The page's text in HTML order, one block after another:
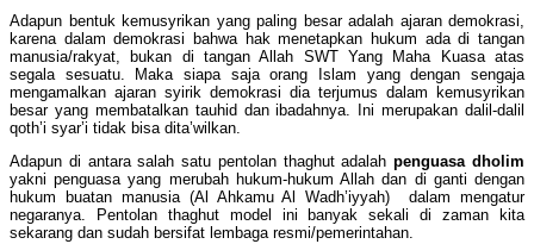
Adapun bentuk kemusyrikan yang paling besar adalah ajaran demokrasi,
karena dalam demokrasi bahwa hak menetapkan hukum ada di tangan
manusia/rakyat, bukan di tangan Allah SWT Yang Maha Kuasa atas
segala sesuatu. Maka siapa saja orang Islam yang dengan sengaja
mengamalkan ajaran syirik demokrasi dia terjumus dalam kemusyrikan
besar yang membatalkan tauhid dan ibadahnya. Ini merupakan dalil-dalil
qoth’i syar’i tidak bisa dita’wilkan.
Adapun di antara salah satu pentolan thaghut adalahpenguasa dholim
yakni penguasa yang merubah hukum-hukum Allah dan di ganti dengan
hukum buatan manusia (Al Ahkamu Al Wadh’iyyah) dalam mengatur
negaranya. Pentolan thaghut model ini banyak sekali di zaman kita
sekarang dan sudah bersifat lembaga resmi/pemerintahan.